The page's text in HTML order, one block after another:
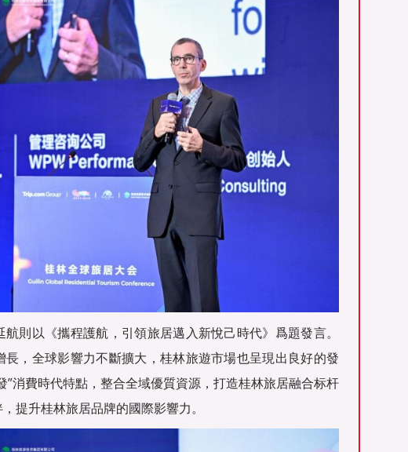
則以《攜程護航，引領旅居邁入新悅己時代》爲題發言。
，全球影響力不斷擴大，桂林旅遊市場也呈現出良好的發
”消費時代特點，整合全域優質資源，打造桂林旅居融合标杆
提升桂林旅居品牌的國際影響力。